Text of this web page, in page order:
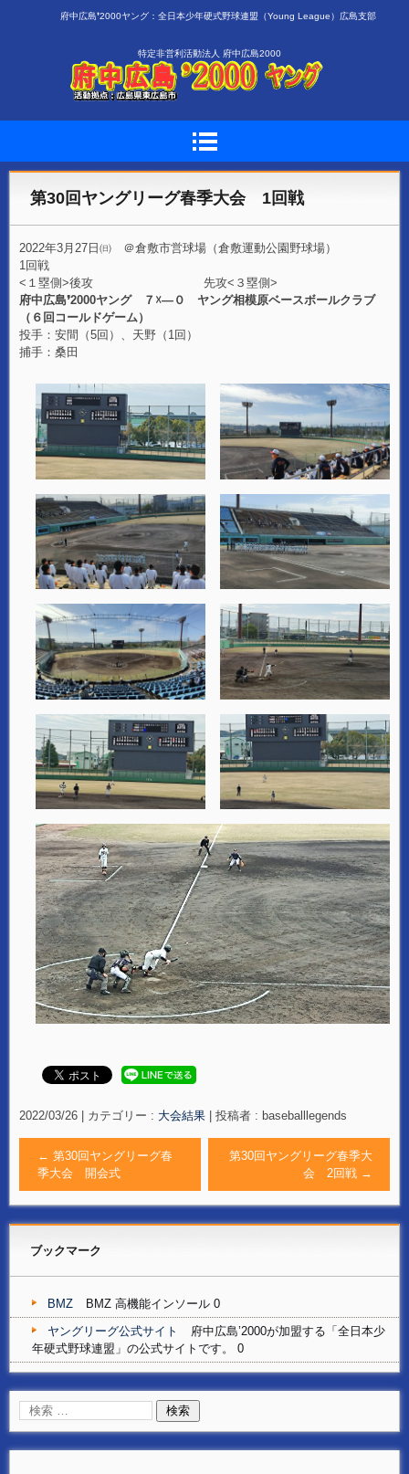
府中広島❜2000ヤング：全日本少年硬式野球連盟（Young League）広島支部
特定非営利活動法人 府中広島2000
第30回ヤングリーグ春季大会 1回戦
2022年3月27日㈰ ＠倉敷市営球場（倉敷運動公園野球場）
1回戦
<１塁側>後攻 先攻<３塁側>
府中広島❜2000ヤング ７☓―０ ヤング相模原ベースボールクラブ
（６回コールドゲーム）
投手：安間（5回）、天野（1回）
捕手：桑田
2022/03/26 | カテゴリー : 大会結果 | 投稿者 : baseballlegends
← 第30回ヤングリーグ春
季大会 開会式
第30回ヤングリーグ春季大
会 2回戦 →
ブックマーク
BMZ
BMZ 高機能インソール 0
ヤングリーグ公式サイト
府中広島’2000が加盟する「全日本少
年硬式野球連盟」の公式サイトです。 0